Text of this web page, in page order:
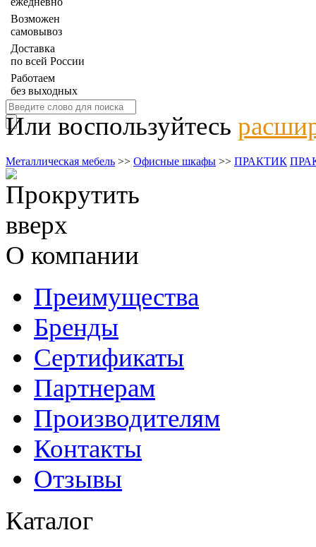
Возможен
самовывоз
Доставка
по всей России
Работаем
без выходных
Или воспользуйтесь
Металлическая мебель >> Офисные шкафы >> ПРАКТИК
О компании
Преимущества
Бренды
Сертификаты
Партнерам
Производителям
Контакты
Отзывы
Каталог